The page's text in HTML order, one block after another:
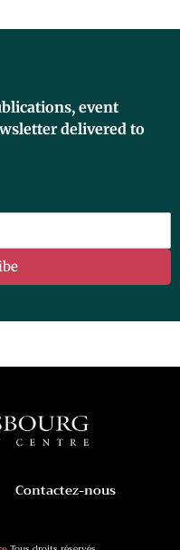
event
delivered to
Contactez-nous